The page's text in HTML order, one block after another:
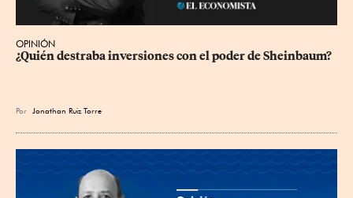
OPINIÓN
¿Quién destraba inversiones con el poder de Sheinbaum?
Por Jonathan Ruiz Torre